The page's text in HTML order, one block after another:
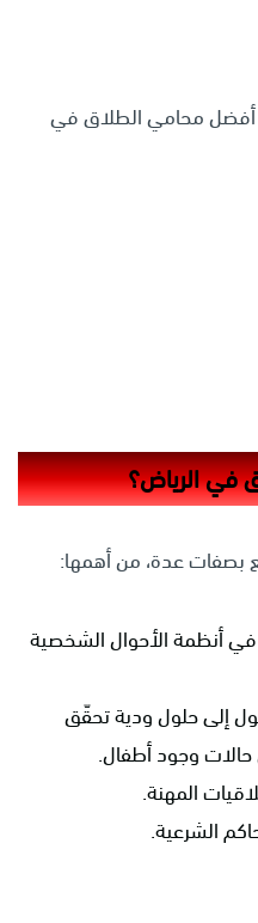
أفضل محامي الطلاق في
في الرياض؟
عدة، من أهمها:
في أنظمة الأحوال الشخصية
إلى حلول ودية تحقّق
وجود أطفال.
المهنة.
الشرعية.